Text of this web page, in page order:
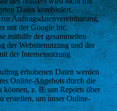
Daten kombiniert.
Auftragsdatenvereinbarung,
mit der Google Inc.
mithilfe der gesammelten
der Websitenutzung und der
der Internetnutzung
erhobenen Daten werden
Online-Angebots durch die
können, z. B. um Reports über
erstellen, um unser Online-